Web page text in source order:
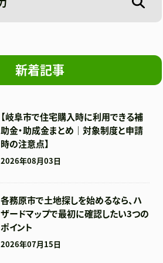
新着記事
【岐阜市で住宅購入時に利用できる補
助金・助成金まとめ｜対象制度と申請
時の注意点】
2026年08月03日
各務原市で土地探しを始めるなら、ハ
ザードマップで最初に確認したい3つの
ポイント
2026年07月15日